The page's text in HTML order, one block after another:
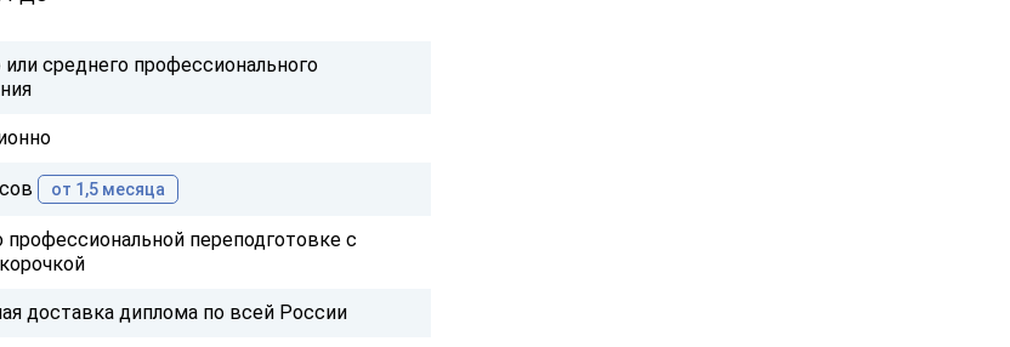
среднего профессионального
от 1,5 месяца
переподготовке с
доставка диплома по всей России